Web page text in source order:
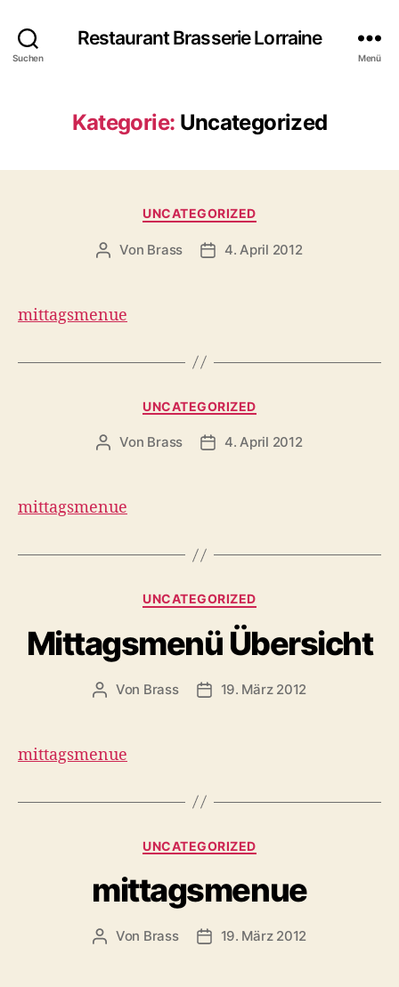
Suchen
Restaurant Brasserie Lorraine
Menü
Kategorie: Uncategorized
UNCATEGORIZED
Von Brass 4. April 2012
mittagsmenue
UNCATEGORIZED
Von Brass 4. April 2012
mittagsmenue
UNCATEGORIZED
Mittagsmenü Übersicht
Von Brass 19. März 2012
mittagsmenue
UNCATEGORIZED
mittagsmenue
Von Brass 19. März 2012